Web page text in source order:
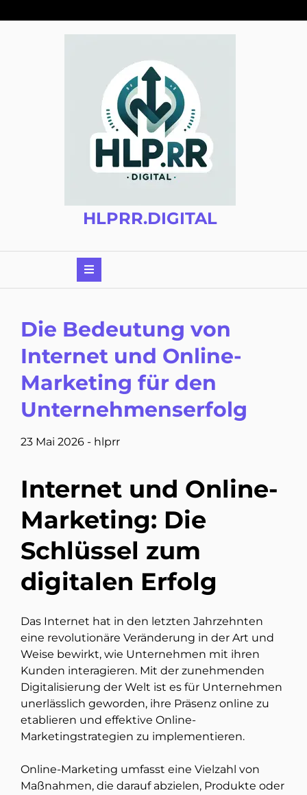
Inhalt
HLPRR.DIGITAL
Die Bedeutung von
Internet und Online-
Marketing für den
Unternehmenserfolg
23 Mai 2026 - hlprr
Internet und Online-
Marketing: Die
Schlüssel zum
digitalen Erfolg
Das Internet hat in den letzten Jahrzehnten
eine revolutionäre Veränderung in der Art und
Weise bewirkt, wie Unternehmen mit ihren
Kunden interagieren. Mit der zunehmenden
Digitalisierung der Welt ist es für Unternehmen
unerlässlich geworden, ihre Präsenz online zu
etablieren und effektive Online-
Marketingstrategien zu implementieren.
Online-Marketing umfasst eine Vielzahl von
Maßnahmen, die darauf abzielen, Produkte oder